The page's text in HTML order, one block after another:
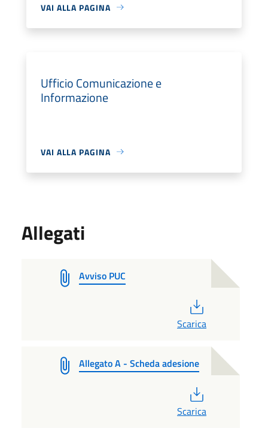
VAI ALLA PAGINA
Ufficio Comunicazione e
Informazione
VAI ALLA PAGINA
Allegati
Avviso PUC
Scarica
Allegato A - Scheda adesione
Scarica